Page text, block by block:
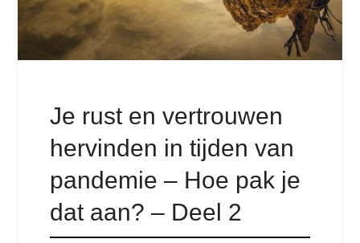
Je rust en vertrouwen
hervinden in tijden van
pandemie – Hoe pak je
dat aan? – Deel 2